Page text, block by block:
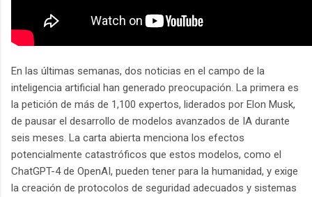
En las últimas semanas, dos noticias en el campo de la
inteligencia artificial han generado preocupación. La primera es
la petición de más de 1,100 expertos, liderados por Elon Musk,
de pausar el desarrollo de modelos avanzados de IA durante
seis meses. La carta abierta menciona los efectos
potencialmente catastróficos que estos modelos, como el
ChatGPT-4 de OpenAI, pueden tener para la humanidad, y exige
la creación de protocolos de seguridad adecuados y sistemas